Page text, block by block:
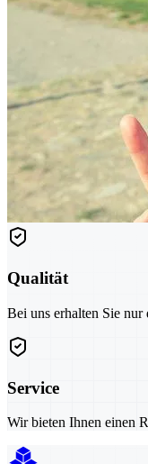
Qualität
Bei uns erhalten Sie nur
Service
Wir bieten Ihnen einen